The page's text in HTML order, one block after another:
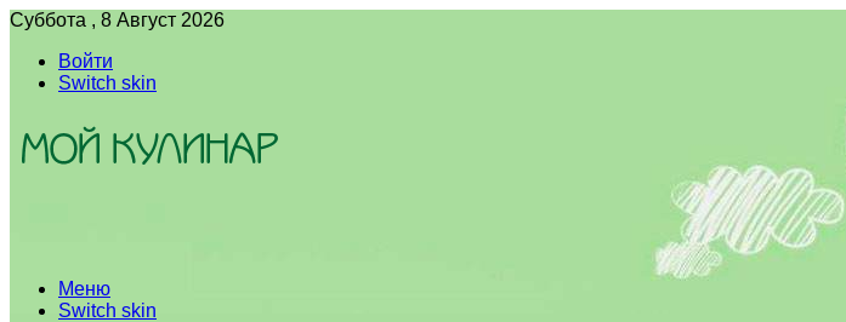
Суббота , 8 Август 2026
Войти
Switch skin
Меню
Switch skin